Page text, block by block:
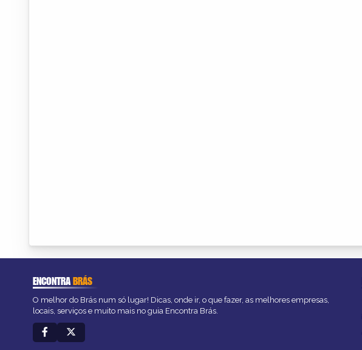
ENCONTRABRÁS
O melhor do Brás num só lugar! Dicas, onde ir, o que fazer, as melhores empresas,
locais, serviços e muito mais no guia Encontra Brás.